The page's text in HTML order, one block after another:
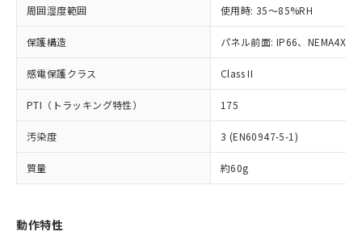
周囲湿度範囲 使用時: 35～85%RH
保護構造 パネル前面: IP66、NEMA4X,
感電保護クラス Class II
PTI（トラッキング特性） 175
汚染度 3 (EN60947-5-1)
質量 約60g
動作特性
オムロン制御機器販売店や当社販売拠
販売ネットワーク
」をご確認
在庫状況および標準価格結果を当社の
事前の承諾なく第三者に漏洩または開
示しないようお願いします。
マイパーツ機能（部品リスト作成サー
ビス）をご利用いただくには、I-Web
メンバーズにご登録されている必要が
適用除外項目は除く。
フタル酸エステル類の４物質については閾値を超える意
図的な使用がないことを確認しています。
部品在庫の切り替え状況などにより、予定
月が前後することがあります。
DEHP(フタル酸ビス(2-エチルヘキシル)) : 1000ppm
※2 環境保護使用期限
「ｅ」：有害物質（10物質）のすべてが基
準値以下であることを示します。
「10」：通常の使用状況下において有害物
質が外部に漏えいし、環境に深刻な影響を
及ぼさない年数を意味します。
「－」：未確認です。当社販売部門へお問
い合わせください。
ル、化学兵器、生物兵器またはその他
武器並びにこれらの製造装置等に一切
当社は、貴社製品を第三者に販売する
場合は、上記1、2および3の内容を当
該第三者に通知します。また当社は、
販売先および販売に係わる関係者が違
法に輸出するおそれがある場合は、取
り引きをいたしません。
在庫なし(最新の在庫状況につ
いては、お客様のお取引先、ま
たはお客様担当のオムロン制御
機器販売店・当社販売員にご確
受注生産機種、また在庫状況の
情報を公開していない機種